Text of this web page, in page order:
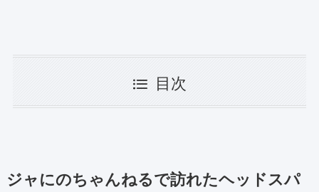
目次
ジャにのちゃんねるで訪れたヘッドスパ